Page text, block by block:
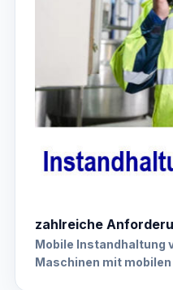
zahlreiche
Mobile Instandhaltung
Maschinen mit